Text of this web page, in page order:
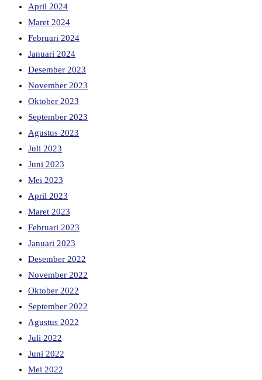
April 2024
Maret 2024
Februari 2024
Januari 2024
Desember 2023
November 2023
Oktober 2023
September 2023
Agustus 2023
Juli 2023
Juni 2023
Mei 2023
April 2023
Maret 2023
Februari 2023
Januari 2023
Desember 2022
November 2022
Oktober 2022
September 2022
Agustus 2022
Juli 2022
Juni 2022
Mei 2022